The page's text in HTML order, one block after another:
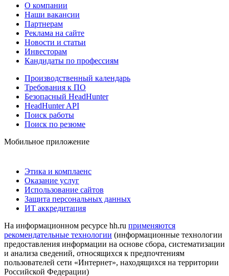
О компании
Наши вакансии
Партнерам
Реклама на сайте
Новости и статьи
Инвесторам
Кандидаты по профессиям
Производственный календарь
Требования к ПО
Безопасный HeadHunter
HeadHunter API
Поиск работы
Поиск по резюме
Мобильное приложение
Этика и комплаенс
Оказание услуг
Использование сайтов
Защита персональных данных
ИТ аккредитация
На информационном ресурсе hh.ru применяются
рекомендательные технологии (информационные технологии
предоставления информации на основе сбора, систематизации
и анализа сведений, относящихся к предпочтениям
пользователей сети «Интернет», находящихся на территории
Российской Федерации)